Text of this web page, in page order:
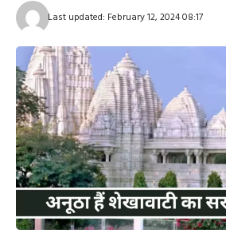
Last updated: February 12, 2024 08:17